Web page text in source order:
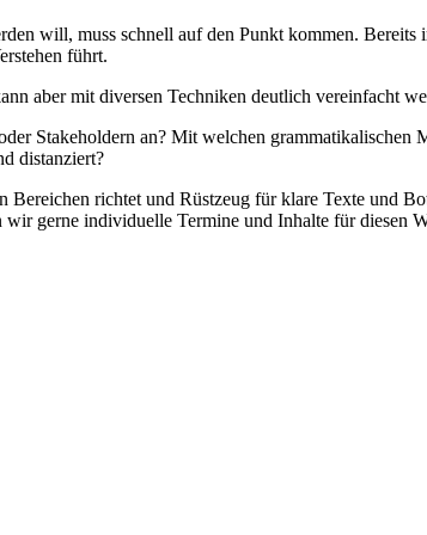
will, muss schnell auf den Punkt kommen. Bereits
führt.
aber mit diversen Techniken deutlich vereinfacht
Stakeholdern an? Mit welchen
distanziert?
Bereichen richtet und Rüstzeug für klare Texte und
gerne individuelle Termine und Inhalte für diesen